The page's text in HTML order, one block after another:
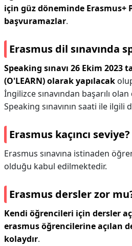
için güz döneminde Erasmus+
başvuramazlar.
Erasmus dil sınavında
Speaking sınavı 26 Ekim
(O'LEARN) olarak yapılacak
İngilizce sınavından başarılı
Speaking sınavının saati ile ilgili
Erasmus kaçıncı seviye?
Erasmus sınavına istinaden
olduğu kabul edilmektedir.
Erasmus dersler zor
Kendi öğrencileri için dersler
erasmus öğrencilerine açılan
kolaydır.